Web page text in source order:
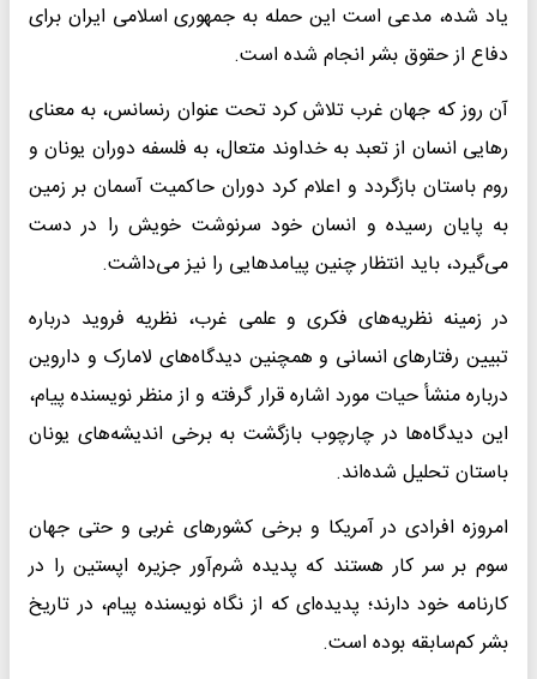
یاد شده، مدعی است این حمله به جمهوری اسلامی ایران برای
دفاع از حقوق بشر انجام شده است.
آن روز که جهان غرب تلاش کرد تحت عنوان رنسانس، به معنای
رهایی انسان از تعبد به خداوند متعال، به فلسفه دوران یونان و
روم باستان بازگردد و اعلام کرد دوران حاکمیت آسمان بر زمین
به پایان رسیده و انسان خود سرنوشت خویش را در دست
می‌گیرد، باید انتظار چنین پیامدهایی را نیز می‌داشت.
در زمینه نظریه‌های فکری و علمی غرب، نظریه فروید درباره
تبیین رفتارهای انسانی و همچنین دیدگاه‌های لامارک و داروین
درباره منشأ حیات مورد اشاره قرار گرفته و از منظر نویسنده پیام،
این دیدگاه‌ها در چارچوب بازگشت به برخی اندیشه‌های یونان
باستان تحلیل شده‌اند.
امروزه افرادی در آمریکا و برخی کشورهای غربی و حتی جهان
سوم بر سر کار هستند که پدیده شرم‌آور جزیره اپستین را در
کارنامه خود دارند؛ پدیده‌ای که از نگاه نویسنده پیام، در تاریخ
بشر کم‌سابقه بوده است.